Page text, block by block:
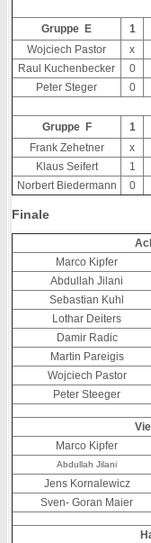
Gruppe E 1
Wojciech Pastor
x
Raul Kuchenbecker
0
Peter Steger
0
Gruppe F 1
Frank Zehetner
x
Klaus Seifert
1
Norbert Biedermann
0
Finale
Marco Kipfer
Abdullah Jilani
Sebastian Kuhl
Lothar Deiters
Damir Radic
Martin Pareigis
Wojciech Pastor
Peter Steeger
Marco Kipfer
Abdullah Jilani
Jens Kornalewicz
Sven- Goran Maier